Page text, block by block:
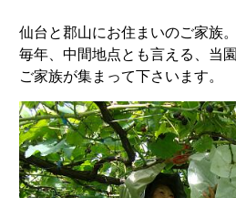
仙台と郡山にお住まいのご家族。
毎年、中間地点とも言える、当
ご家族が集まって下さいます。